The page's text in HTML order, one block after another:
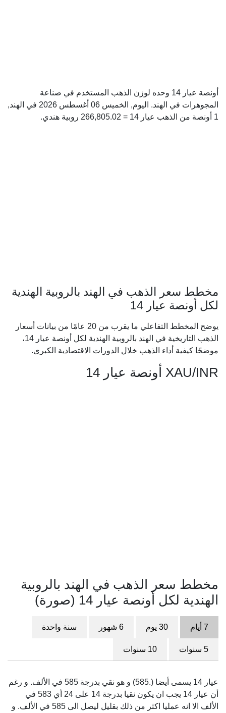
أونصة عيار 14 وحده لوزن الذهب المستخدم في صناعة
المجوهرات في الهند. اليوم, الخميس 06 أغسطس 2026 في الهند,
1 أونصة من الذهب عيار 14 = 266,805.02 روبية هندي.
مخطط سعر الذهب في الهند بالروبية الهندية
لكل أونصة عيار 14
يوضح المخطط التفاعلي ما يقرب من 20 عامًا من بيانات أسعار
الذهب التاريخية في الهند بالروبية الهندية لكل أونصة عيار 14،
موضحًا كيفية أداء الذهب خلال الدورات الاقتصادية الكبرى.
XAU/INR أونصة عيار 14
مخطط سعر الذهب في الهند بالروبية
الهندية لكل أونصة عيار 14 (صورة)
7 أيام 30 يوم 6 شهور سنة واحدة
5 سنوات 10 سنوات
عيار 14 يسمى أيضا (.585) و هو نقي بدرجة 585 في الألف. و رغم
أن عيار 14 يجب ان يكون نقيا بدرجة 14 على 24 أي 583 في
الألف الا انه عمليا اكثر من ذلك بقليل ليصل الى 585 في الألف. و